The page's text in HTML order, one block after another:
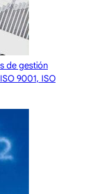
de gestión
9001, ISO